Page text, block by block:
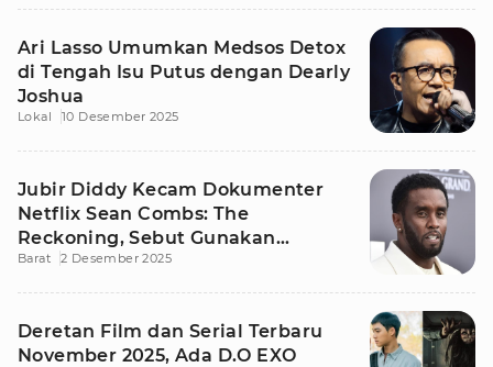
Ari Lasso Umumkan Medsos Detox
di Tengah Isu Putus dengan Dearly
Joshua
Lokal 10 Desember 2025
Jubir Diddy Kecam Dokumenter
Netflix Sean Combs: The
Reckoning, Sebut Gunakan
Rekaman Curian
Barat 2 Desember 2025
Deretan Film dan Serial Terbaru
November 2025, Ada D.O EXO